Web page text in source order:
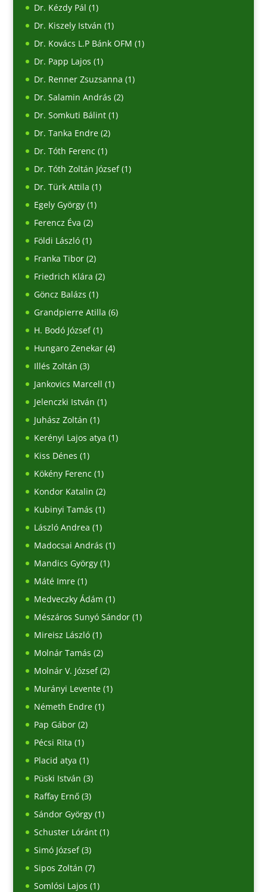
Dr. Kézdy Pál (1)
Dr. Kiszely István (1)
Dr. Kovács L.P Bánk OFM (1)
Dr. Papp Lajos (1)
Dr. Renner Zsuzsanna (1)
Dr. Salamin András (2)
Dr. Somkuti Bálint(1)
Dr. Tanka Endre(2)
Dr. Tóth Ferenc (1)
Dr. Tóth Zoltán József(1)
Dr. Türk Attila (1)
Egely György(1)
Ferencz Éva (2)
Földi László(1)
Franka Tibor(2)
Friedrich Klára (2)
Göncz Balázs (1)
Grandpierre Atilla (6)
H. Bodó József(1)
Hungaro Zenekar(4)
Illés Zoltán (3)
Jankovics Marcell (1)
Jelenczki István (1)
Juhász Zoltán (1)
Kerényi Lajos atya (1)
Kiss Dénes (1)
Kökény Ferenc (1)
Kondor Katalin (2)
Kubinyi Tamás (1)
László Andrea (1)
Madocsai András (1)
Mandics György(1)
Máté Imre(1)
Medveczky Ádám (1)
Mészáros Sunyó Sándor(1)
Mireisz László(1)
Molnár Tamás (2)
Molnár V. József(2)
Murányi Levente(1)
Németh Endre(1)
Pap Gábor(2)
Pécsi Rita (1)
Placid atya (1)
Püski István (3)
Raffay Ernő(3)
Sándor György(1)
Schuster Lóránt(1)
Simó József(3)
Sipos Zoltán (7)
Somlósi Lajos (1)